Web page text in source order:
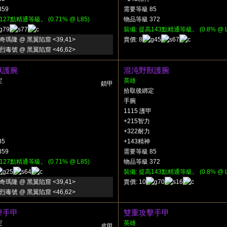
點精通等級。 (0.71% @ L85)
79
77
瑪隆 @ 黑翼陷窟 <39,41>
毒號 @ 黑翼陷窟 <46,62>
需要等級 85
物品等級 372
裝備: 提高143點精通等級。 (0.8% @
賣價: 8
45 67
護腕
鎖甲
點精通等級。 (0.71% @ L85)
25
64
瑪隆 @ 黑翼陷窟 <39,41>
毒號 @ 黑翼陷窟 <46,62>
混沌野獸護腕
英雄
拾取後綁定
手腕
1115 護甲
+215智力
+322耐力
+143精神
需要等級 85
物品等級 372
裝備: 提高143點精通等級。 (0.8% @
賣價: 10
70 16
手甲 雙重攻擊手甲
英雄